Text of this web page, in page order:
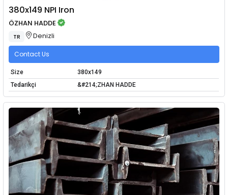
380x149 NPI Iron
ÖZHAN HADDE
TR Denizli
Contact Us
Size
380x149
Tedarikçi
&#214;ZHAN HADDE